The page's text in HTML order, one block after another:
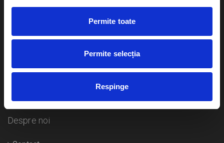
Permite toate
Permite selecția
Respinge
Livrare prin curier
Duplicare bilete
Despre noi